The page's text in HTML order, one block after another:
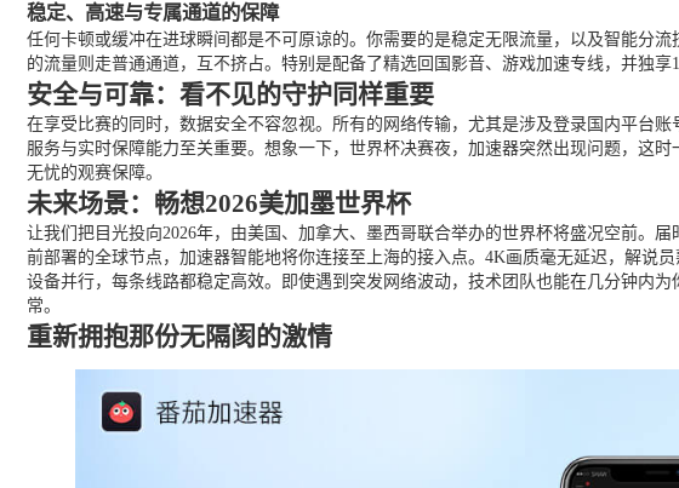
稳定、高速与专属通道的保障
任何卡顿或缓冲在进球瞬间都是不可原谅的。你需要的是稳定无限流量，以及智能分
的流量则走普通通道，互不挤占。特别是配备了精选回国影音、游戏加速专线，并独
安全与可靠：看不见的守护同样重要
在享受比赛的同时，数据安全不容忽视。所有的网络传输，尤其是涉及登录国内平台
服务与实时保障能力至关重要。想象一下，世界杯决赛夜，加速器突然出现问题，这
无忧的观赛保障。
未来场景：畅想2026美加墨世界杯
让我们把目光投向2026年，由美国、加拿大、墨西哥联合举办的世界杯将盛况空前。
前部署的全球节点，加速器智能地将你连接至上海的接入点。4K画质毫无延迟，解说
设备并行，每条线路都稳定高效。即使遇到突发网络波动，技术团队也能在几分钟内
常。
重新拥抱那份无隔阂的激情